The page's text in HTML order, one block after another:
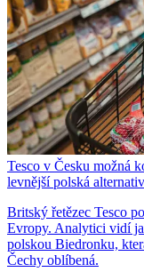
Tesco v Česku možná
levnější polská
Britský řetězec Tesco
Evropy. Analytici vidí
polskou Biedronku,
Čechy oblíbená.